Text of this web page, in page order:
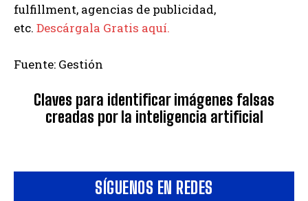
SÍGUENOS EN REDES
fulfillment, agencias de publicidad,
etc. Descárgala Gratis aquí.
Fuente: Gestión
Claves para identificar imágenes falsas
creadas por la inteligencia artificial